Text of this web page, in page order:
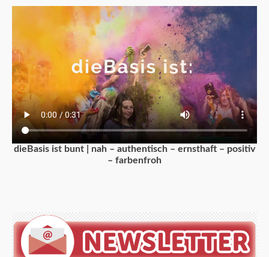
dieBasis ist bunt | nah – authentisch – ernsthaft – positiv
– farbenfroh